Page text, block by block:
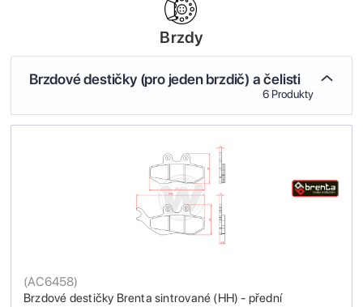
Brzdy
Brzdové destičky (pro jeden brzdič) a čelisti
6 Produkty
Brzdové destičky Brenta sintrované (HH) - přední
(AC6458)